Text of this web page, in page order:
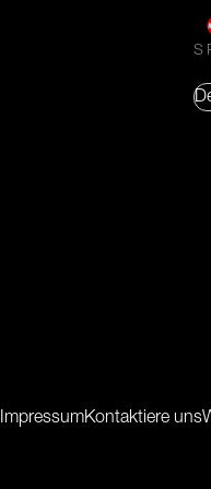
ImpressumKontaktiere uns